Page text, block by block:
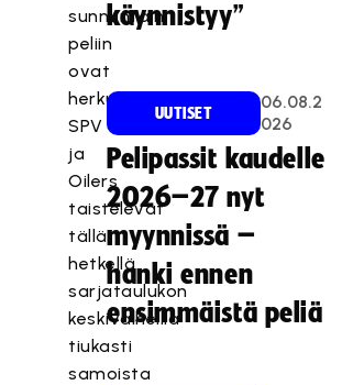
sunnuntain
peliin
ovat
herkulliset:
SPV
ja
Oilers
taistelevat
tällä
hetkellä
sarjataulukon
keskivaiheilla
tiukasti
samoista
käynnistyy”
UUTISET
06.08.2
026
Pelipassit kaudelle
2026–27 nyt
myynnissä –
hanki ennen
ensimmäistä peliä